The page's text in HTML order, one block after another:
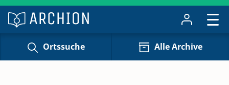
Ortssuche Alle Archive